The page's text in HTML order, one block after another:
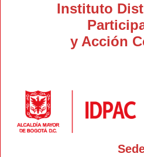
Instituto
y Acción